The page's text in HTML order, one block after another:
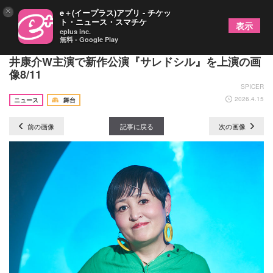
浅井さやか主宰の「One on One」、内藤大希・鯨
井康介W主演で新作公演『サレドシル』を上演の画
像8/11
SPICER
ニュース
舞台 2026.4.15
前の画像 記事に戻る 次の画像
× e＋(イープラス)アプリ - チケッ
ト・ニュース・スマチケ
eplus inc.
無料 - Google Play
表示